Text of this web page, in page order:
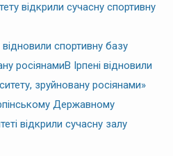
відкрили сучасну спортивну
відновили спортивну базу
росіянамиВ Ірпені відновили
зруйновану росіянами»
Державному
відкрили сучасну залу